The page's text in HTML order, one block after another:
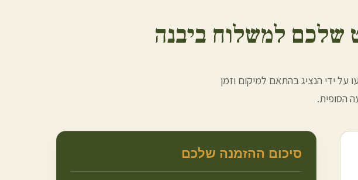
שלכם למשלוח ביבנה
על ידי הנציג בהתאם למיקום וזמן
הסופית.
סיכום ההזמנה שלכם